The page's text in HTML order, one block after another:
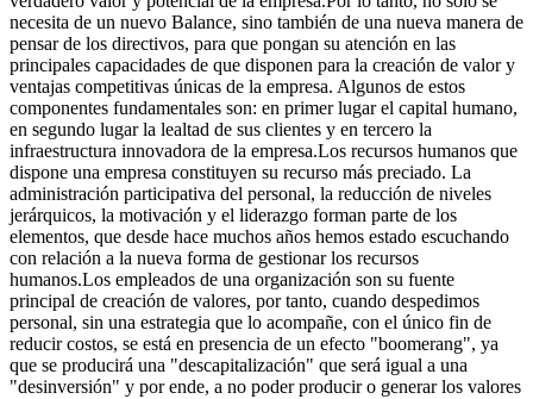
necesita de un nuevo Balance, sino también de una nueva manera de
pensar de los directivos, para que pongan su atención en las
principales capacidades de que disponen para la creación de valor y
ventajas competitivas únicas de la empresa. Algunos de estos
componentes fundamentales son: en primer lugar el capital humano,
en segundo lugar la lealtad de sus clientes y en tercero la
infraestructura innovadora de la empresa.Los recursos humanos que
dispone una empresa constituyen su recurso más preciado. La
administración participativa del personal, la reducción de niveles
jerárquicos, la motivación y el liderazgo forman parte de los
elementos, que desde hace muchos años hemos estado escuchando
con relación a la nueva forma de gestionar los recursos
humanos.Los empleados de una organización son su fuente
principal de creación de valores, por tanto, cuando despedimos
personal, sin una estrategia que lo acompañe, con el único fin de
reducir costos, se está en presencia de un efecto "boomerang", ya
que se producirá una "descapitalización" que será igual a una
"desinversión" y por ende, a no poder producir o generar los valores